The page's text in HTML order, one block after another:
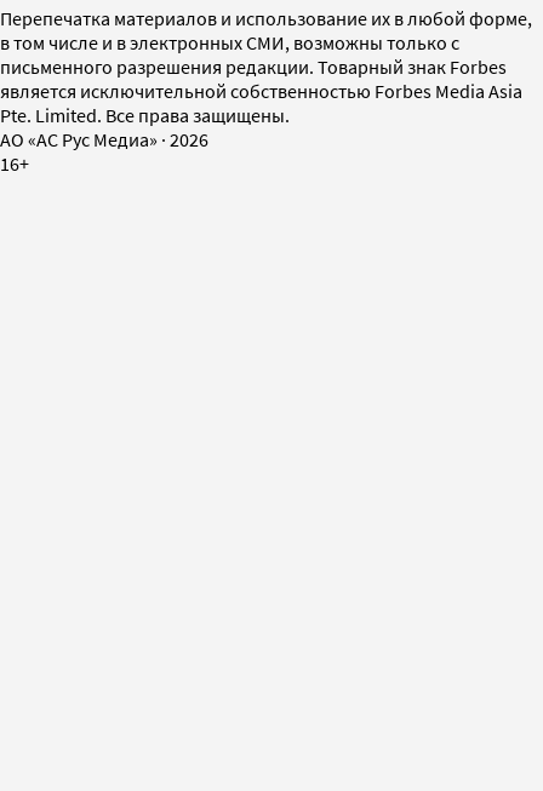
Перепечатка материалов и использование их в любой форме,
в том числе и в электронных СМИ, возможны только с
письменного разрешения редакции. Товарный знак Forbes
является исключительной собственностью Forbes Media Asia
Pte. Limited. Все права защищены.
AO «АС Рус Медиа» · 2026
16+